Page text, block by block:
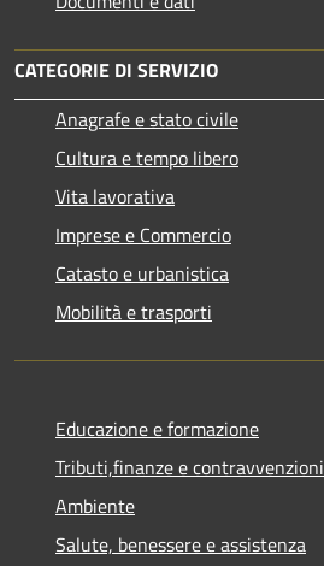
CATEGORIE DI SERVIZIO
Anagrafe e stato civile
Cultura e tempo libero
Vita lavorativa
Imprese e Commercio
Catasto e urbanistica
Mobilità e trasporti
Educazione e formazione
Tributi,finanze e contravvenzioni
Ambiente
Salute, benessere e assistenza